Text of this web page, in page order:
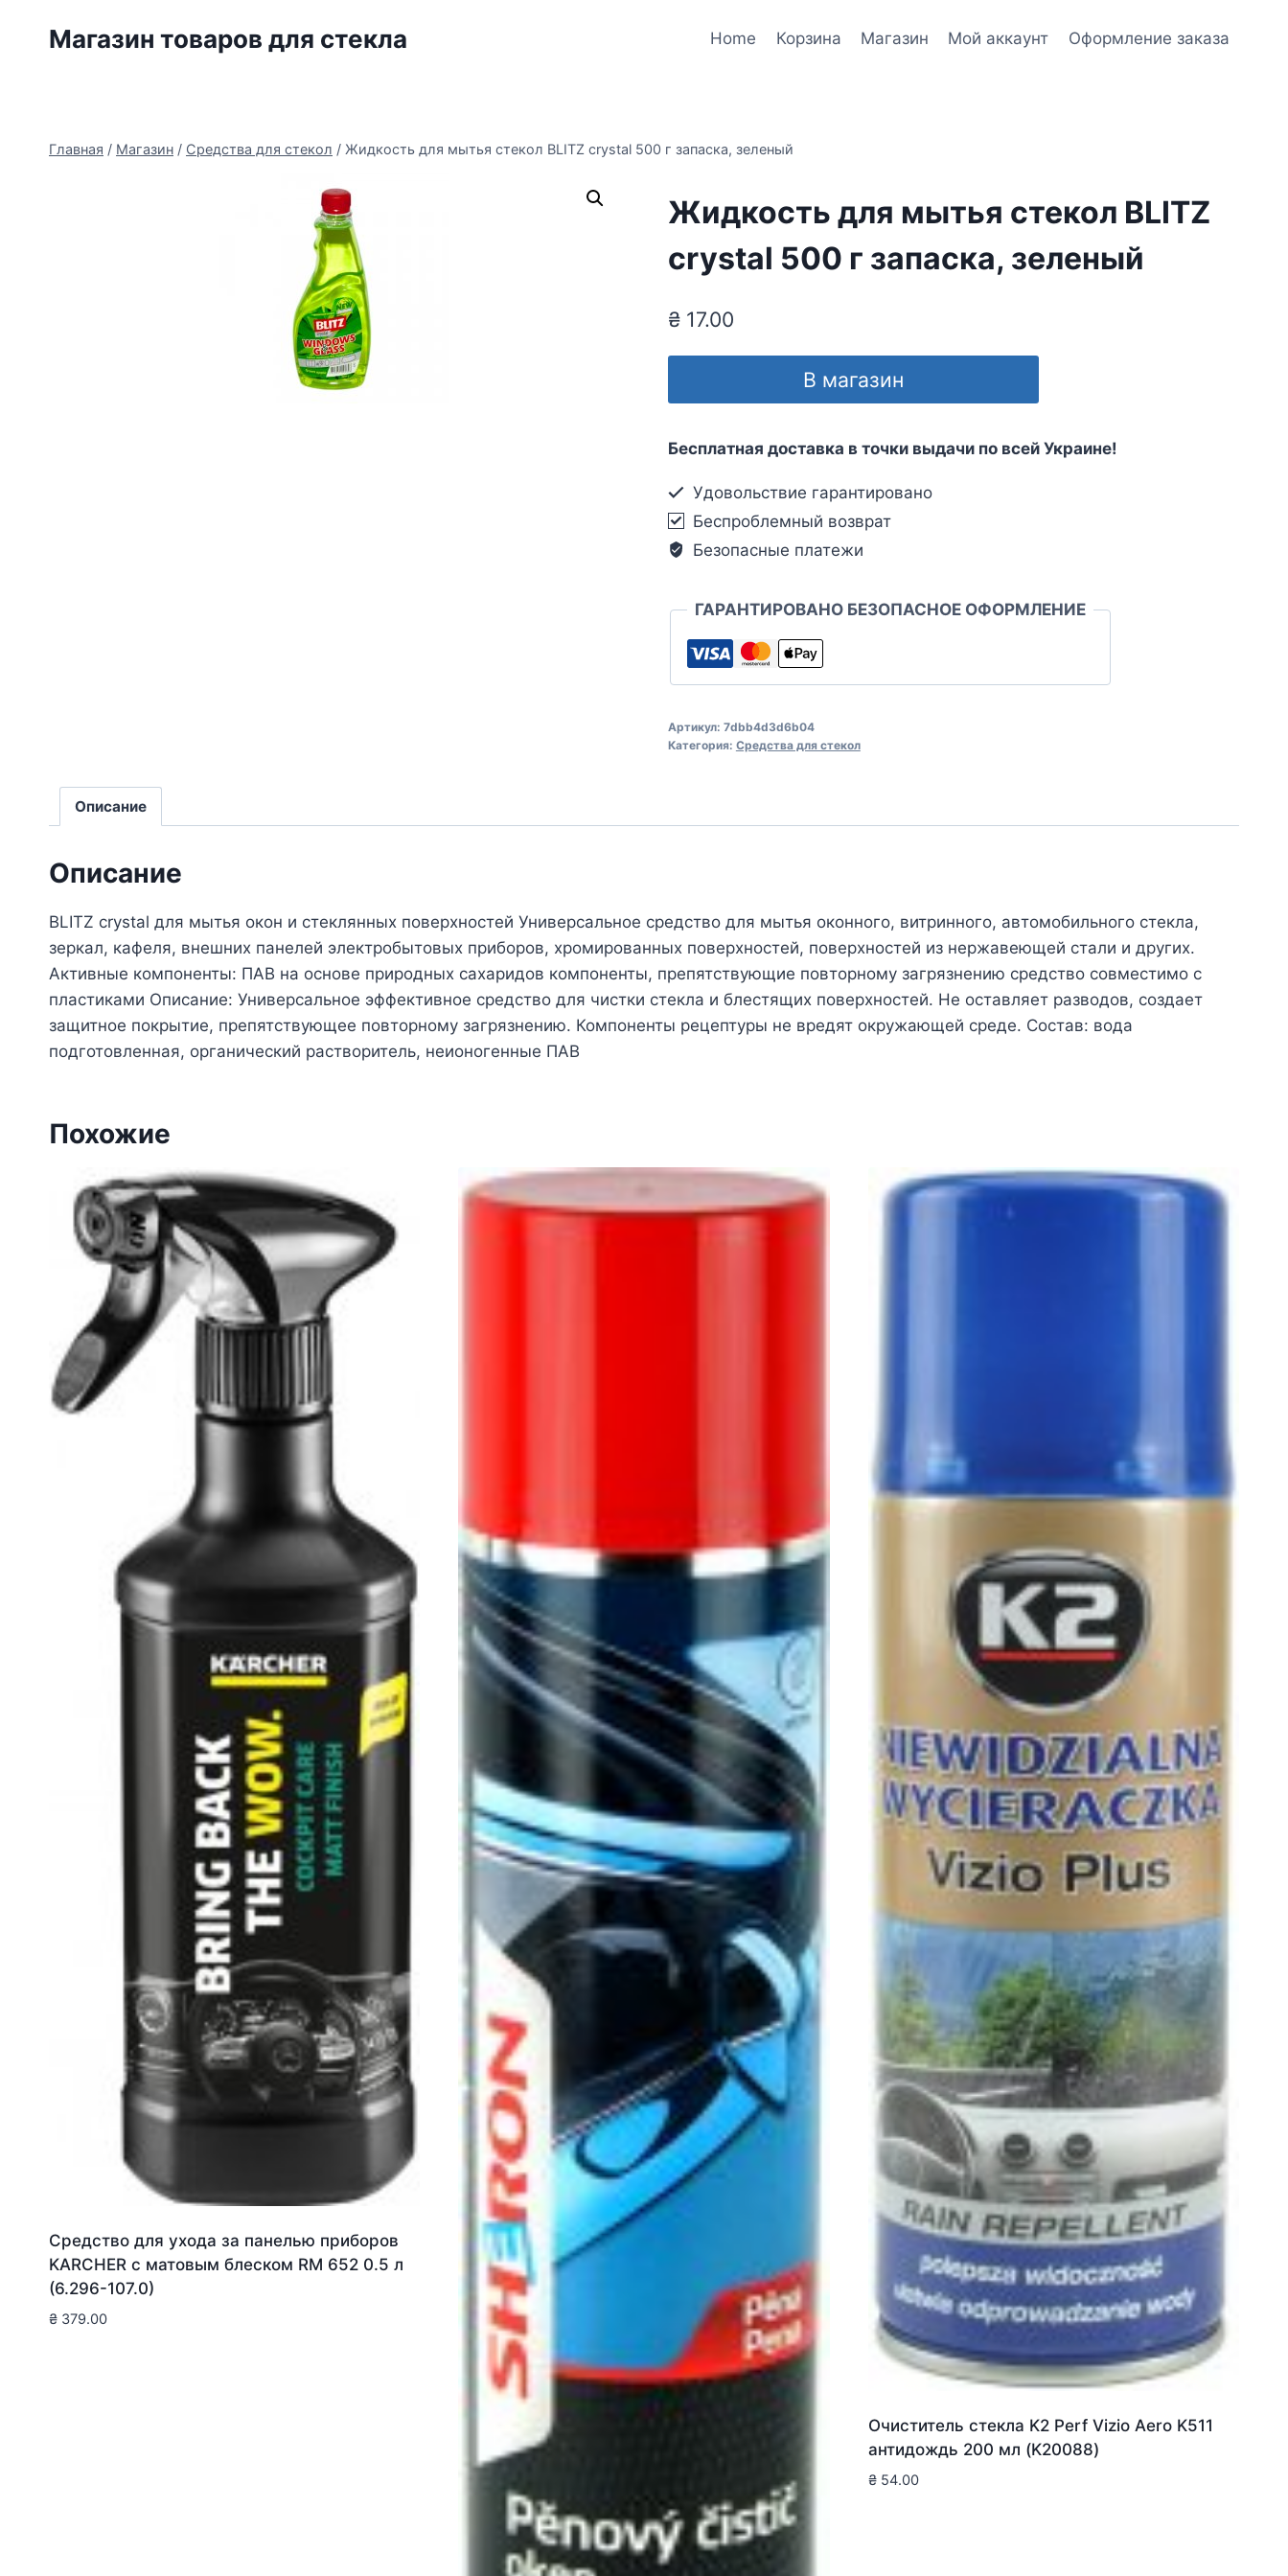
Магазин товаров для стекла Home Корзина Магазин Мой аккаунт Оформление заказа
Главная / Магазин / Средства для стекол / Жидкость для мытья стекол BLITZ crystal 500 г запаска, зеленый
Жидкость для мытья стекол BLITZ
crystal 500 г запаска, зеленый
₴17.00
В магазин
Бесплатная доставка в точки выдачи по всей Украине!
Удовольствие гарантировано
Беспроблемный возврат
Безопасные платежи
ГАРАНТИРОВАНО БЕЗОПАСНОЕ ОФОРМЛЕНИЕ
Артикул: 7dbb4d3d6b04
Категория: Средства для стекол
Описание
Описание
BLITZ crystal для мытья окон и стеклянных поверхностей Универсальное средство для мытья оконного, витринного, автомобильного стекла,
зеркал, кафеля, внешних панелей электробытовых приборов, хромированных поверхностей, поверхностей из нержавеющей стали и других.
Активные компоненты: ПАВ на основе природных сахаридов компоненты, препятствующие повторному загрязнению средство совместимо с
пластиками Описание: Универсальное эффективное средство для чистки стекла и блестящих поверхностей. Не оставляет разводов, создает
защитное покрытие, препятствующее повторному загрязнению. Компоненты рецептуры не вредят окружающей среде. Состав: вода
подготовленная, органический растворитель, неионогенные ПАВ
Похожие
Средство для ухода за панелью приборов
KARCHER с матовым блеском RM 652 0.5 л
(6.296-107.0)
₴ 379.00
Очиститель стекла K2 Perf Vizio Aero K511
антидождь 200 мл (K20088)
₴54.00